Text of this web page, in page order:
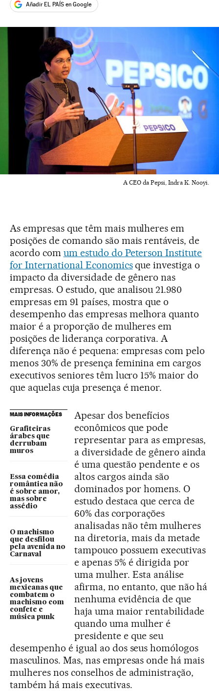
Añadir EL PAÍS en Google
A CEO da Pepsi, Indra K. Nooyi.
As empresas que têm mais mulheres em
posições de comando são mais rentáveis, de
acordo com um estudo do Peterson Institute
for International Economicsque investiga o
impacto da diversidade de gênero nas
empresas. O estudo, que analisou 21.980
empresas em 91 países, mostra que o
desempenho das empresas melhora quanto
maior é a proporção de mulheres em
posições de liderança corporativa. A
diferença não é pequena: empresas com pelo
menos 30% de presença feminina em cargos
executivos seniores têm lucro 15% maior do
que aquelas cuja presença é menor.
MAIS INFORMAÇÕES
Grafiteiras
árabes que
derrubam
muros
Essa comédia
romântica não
é sobre amor,
mas sobre
assédio
O machismo
que desfilou
pela avenida no
Carnaval
As jovens
mexicanas que
combatem o
machismo com
confete e
música punk
Apesar dos benefícios
econômicos que pode
representar para as empresas,
a diversidade de gênero ainda
é uma questão pendente e os
altos cargos ainda são
dominados por homens. O
estudo destaca que cerca de
60% das corporações
analisadas não têm mulheres
na diretoria, mais da metade
tampouco possuem executivas
e apenas 5% é dirigida por
uma mulher. Esta análise
afirma, no entanto, que não há
nenhuma evidência de que
haja uma maior rentabilidade
quando uma mulher é
presidente e que seu
desempenho é igual ao dos seus homólogos
masculinos. Mas, nas empresas onde há mais
mulheres nos conselhos de administração,
também há mais executivas.